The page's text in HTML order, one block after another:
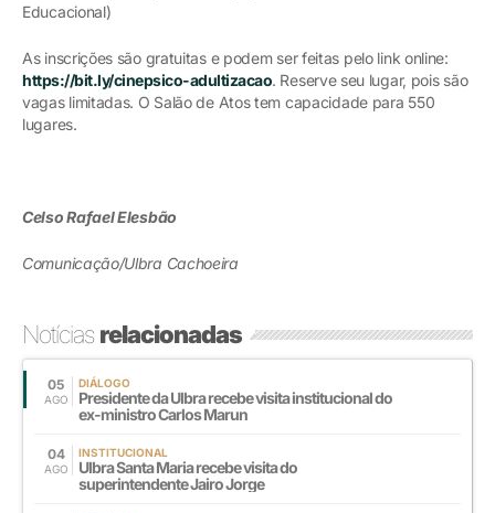
Educacional)
As inscrições são gratuitas e podem ser feitas pelo link online:
https://bit.ly/cinepsico-adultizacao. Reserve seu lugar, pois são
vagas limitadas. O Salão de Atos tem capacidade para 550
lugares.
Celso Rafael Elesbão
Comunicação/Ulbra Cachoeira
Notíciasrelacionadas
05
AGO
DIÁLOGO
Presidente da Ulbra recebe visita institucional do
ex-ministro Carlos Marun
04
AGO
INSTITUCIONAL
Ulbra Santa Maria recebe visita do
superintendente Jairo Jorge